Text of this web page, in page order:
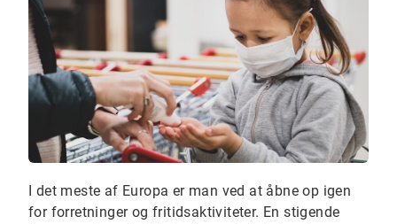
I det meste af Europa er man ved at åbne op igen
for forretninger og fritidsaktiviteter. En stigende